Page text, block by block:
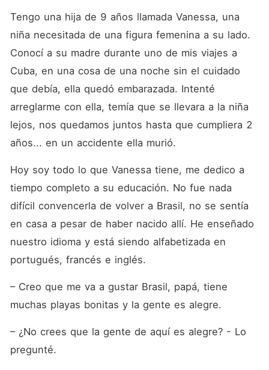
Tengo una hija de 9 años llamada Vanessa, una
niña necesitada de una figura femenina a su lado.
Conocí a su madre durante uno de mis viajes a
Cuba, en una cosa de una noche sin el cuidado
que debía, ella quedó embarazada. Intenté
arreglarme con ella, temía que se llevara a la niña
lejos, nos quedamos juntos hasta que cumpliera 2
años... en un accidente ella murió.
Hoy soy todo lo que Vanessa tiene, me dedico a
tiempo completo a su educación. No fue nada
difícil convencerla de volver a Brasil, no se sentía
en casa a pesar de haber nacido allí. He enseñado
nuestro idioma y está siendo alfabetizada en
portugués, francés e inglés.
– Creo que me va a gustar Brasil, papá, tiene
muchas playas bonitas y la gente es alegre.
– ¿No crees que la gente de aquí es alegre? - Lo
pregunté.